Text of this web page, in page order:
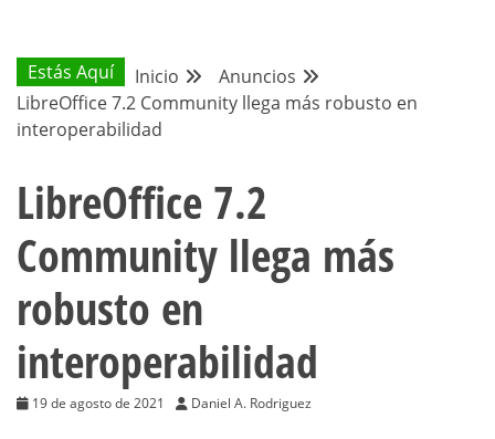
COMUNIDAD
HISPANA
Estás Aquí Inicio
Anuncios
LibreOffice 7.2 Community llega más robusto en
interoperabilidad
LibreOffice 7.2
Community llega más
robusto en
interoperabilidad
19 de agosto de 2021 Daniel A. Rodriguez